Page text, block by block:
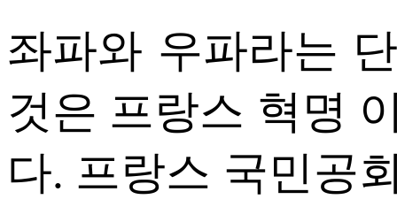
좌파와 우파라는
것은 프랑스 혁명
다. 프랑스 국민공